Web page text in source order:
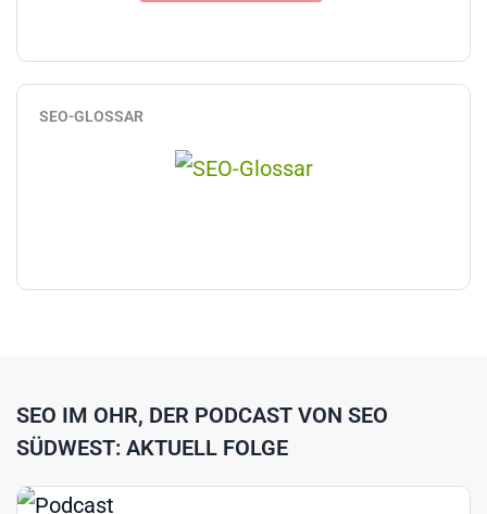
SEO-GLOSSAR
SEO IM OHR, DER PODCAST VON SEO
SÜDWEST: AKTUELL FOLGE